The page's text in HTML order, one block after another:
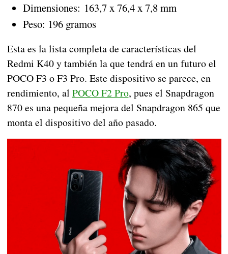
Dimensiones: 163,7 x 76,4 x 7,8 mm
Peso: 196 gramos
Esta es la lista completa de características del
Redmi K40 y también la que tendrá en un futuro el
POCO F3 o F3 Pro. Este dispositivo se parece, en
rendimiento, al POCO F2 Pro, pues el Snapdragon
870 es una pequeña mejora del Snapdragon 865 que
monta el dispositivo del año pasado.